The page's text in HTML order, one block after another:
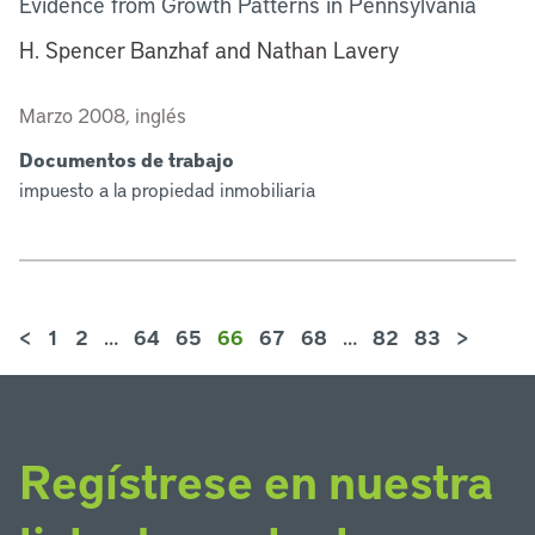
H. Spencer Banzhaf and Nathan Lavery
Marzo 2008, inglés
Documentos de trabajo
impuesto a la propiedad inmobiliaria
< 1 2 … 64 65 66 67 68 … 82 83 >
Regístrese en nuestra